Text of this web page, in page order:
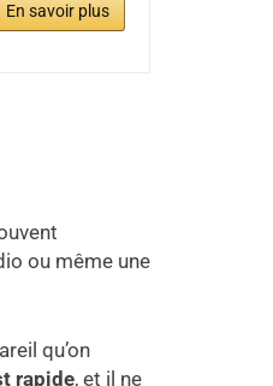
En savoir plus
ou même une
qu’on
rapide, et il ne